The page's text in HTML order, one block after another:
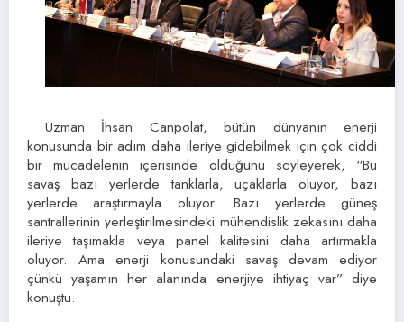
Uzman İhsan Canpolat, bütün dünyanın enerji
konusunda bir adım daha ileriye gidebilmek için çok ciddi
bir mücadelenin içerisinde olduğunu söyleyerek, “Bu
savaş bazı yerlerde tanklarla, uçaklarla oluyor, bazı
yerlerde araştırmayla oluyor. Bazı yerlerde güneş
santrallerinin yerleştirilmesindeki mühendislik zekasını daha
ileriye taşımakla veya panel kalitesini daha artırmakla
oluyor. Ama enerji konusundaki savaş devam ediyor
çünkü yaşamın her alanında enerjiye ihtiyaç var” diye
konuştu.